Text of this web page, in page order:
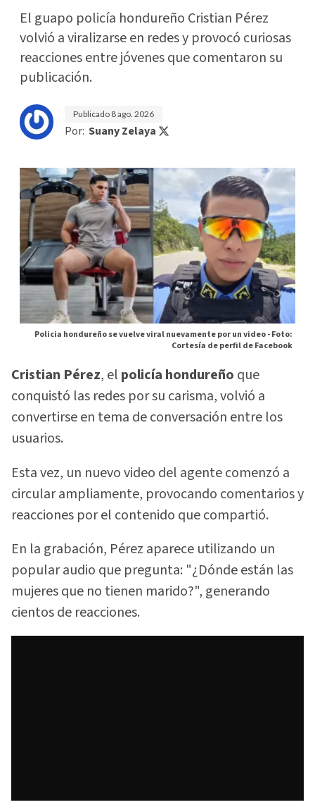
El guapo policía hondureño Cristian Pérez
volvió a viralizarse en redes y provocó curiosas
reacciones entre jóvenes que comentaron su
publicación.
Publicado 8 ago. 2026
Por: Suany Zelaya
Policia hondureño se vuelve viral nuevamente por un video -Foto:
Cortesía de perfil de Facebook
Cristian Pérez, el policía hondureño que
conquistó las redes por su carisma, volvió a
convertirse en tema de conversación entre los
usuarios.
Esta vez, un nuevo video del agente comenzó a
circular ampliamente, provocando comentarios y
reacciones por el contenido que compartió.
En la grabación, Pérez aparece utilizando un
popular audio que pregunta: "¿Dónde están las
mujeres que no tienen marido?", generando
cientos de reacciones.